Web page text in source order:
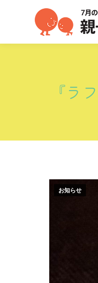
『ラ
お知らせ